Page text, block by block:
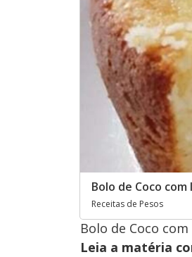
Bolo de Coco
Receitas de Pesos
Bolo de Coco
Leia a matéria